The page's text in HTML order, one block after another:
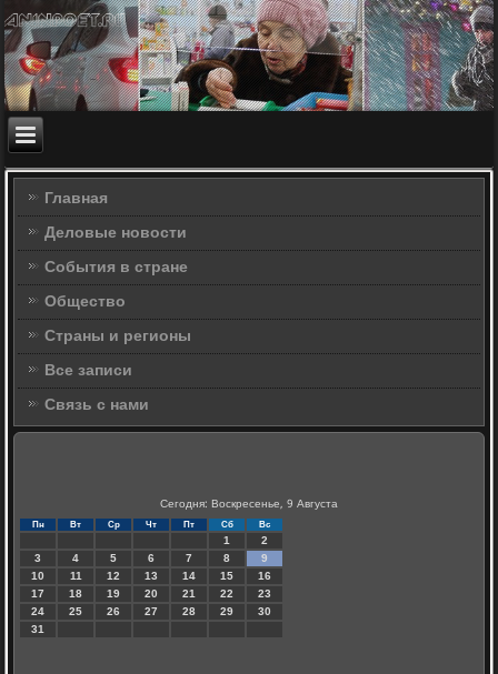
Главная
Деловые новости
События в стране
Общество
Страны и регионы
Все записи
Связь с нами
Сегодня: Воскресенье, 9 Августа
Пн Вт Ср Чт Пт Сб Вс
1
2
3
4 5 6 7 8
9
10
11 12 13 14 15
16
17
18 19 20 21 22
23
24
25 26 27 28 29
30
31